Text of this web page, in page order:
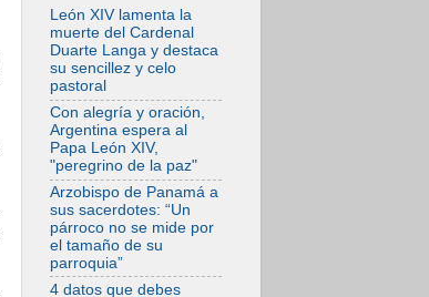
06.08.2026
Cardenal Rossi: "La
llegada del Papa
León a Argentina es
un homenaje a
Francisco"
06.08.2026
En Asís, León XIV
invita a los jóvenes
a «construir la
civilización del
amor»
05.08.2026
El cardenal Parolin
en México: Toda la
sociedad necesita
León XIV lamenta la
muerte del Cardenal
Duarte Langa y destaca
su sencillez y celo
pastoral
Con alegría y oración,
Argentina espera al
Papa León XIV,
"peregrino de la paz"
Arzobispo de Panamá a
sus sacerdotes: “Un
párroco no se mide por
el tamaño de su
parroquia”
4 datos que debes